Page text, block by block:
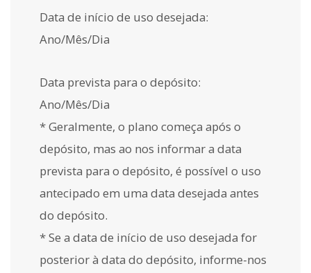
Data de início de uso desejada:
Ano/Mês/Dia
Data prevista para o depósito:
Ano/Mês/Dia
* Geralmente, o plano começa após o
depósito, mas ao nos informar a data
prevista para o depósito, é possível o uso
antecipado em uma data desejada antes
do depósito.
* Se a data de início de uso desejada for
posterior à data do depósito, informe-nos